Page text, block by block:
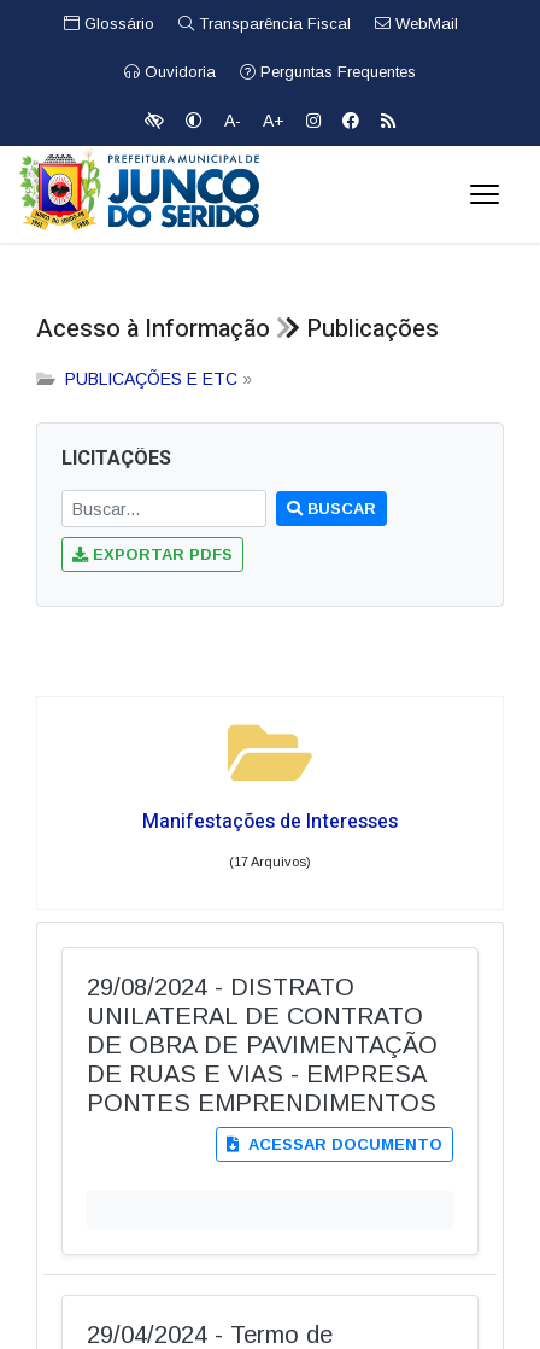
Glossário Transparência Fiscal WebMail
Ouvidoria Perguntas Frequentes
A- A+
Acesso à Informação Publicações
PUBLICAÇÕES E ETC »
LICITAÇÕES
BUSCAR
EXPORTAR PDFS
Manifestações de Interesses
(17 Arquivos)
29/08/2024 - DISTRATO
UNILATERAL DE CONTRATO
DE OBRA DE PAVIMENTAÇÃO
DE RUAS E VIAS - EMPRESA
PONTES EMPRENDIMENTOS
ACESSAR DOCUMENTO
29/04/2024 - Termo de